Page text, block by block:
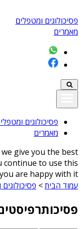
פסיכולוגים ומטפלים
מאמרים
פסיכולוגים
מאמרים
give you the best
continue to use this
are happy with it
עמוד הבית>